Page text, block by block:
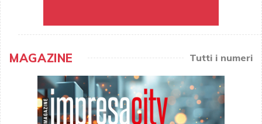
MAGAZINE Tutti i numeri